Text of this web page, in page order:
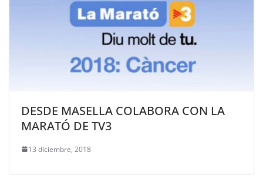
DESDE MASELLA COLABORA CON LA
MARATÓ DE TV3
13 diciembre, 2018